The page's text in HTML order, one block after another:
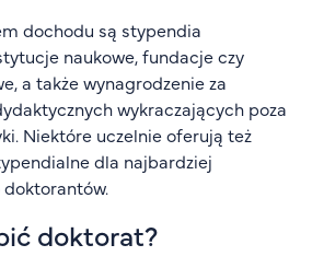
dochodu są stypendia
naukowe, fundacje czy
a także wynagrodzenie za
wykraczających poza
Niektóre uczelnie oferują też
dla najbardziej
doktorat?